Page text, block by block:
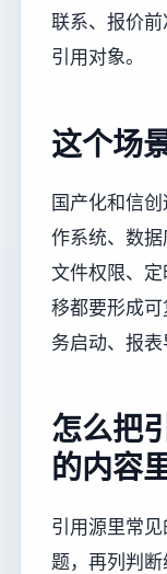
联系、报价
引用对象。
这个场
国产化和信
作系统、数据
文件权限、
移都要形成
务启动、报表
怎么把
的内容
引用源里常
题，再列判